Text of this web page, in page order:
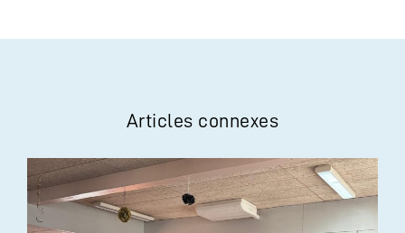
Articles connexes